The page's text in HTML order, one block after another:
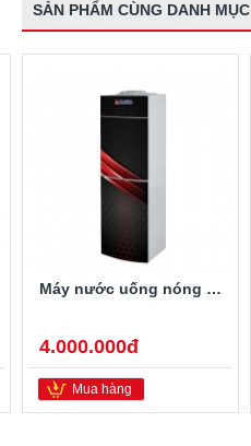
SẢN PHẨM CÙNG DANH MỤC
Máy nước uống nóng lạnh Alaska R-80
4.000.000đ
Mua hàng